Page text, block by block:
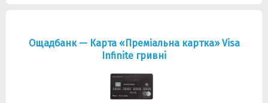
Ощадбанк — Карта «Преміальна картка» Visa
Infinite гривнi